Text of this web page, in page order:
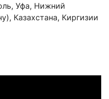
Уфа, Нижний
Казахстана, Киргизии